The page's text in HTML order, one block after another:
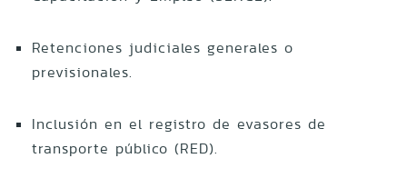
Retenciones judiciales generales o
previsionales.
Inclusión en el registro de evasores de
transporte público (RED).